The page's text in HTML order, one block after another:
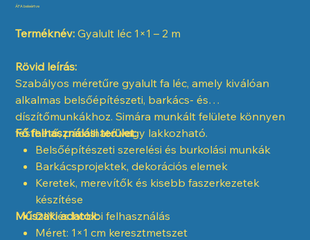
ÁFA beleértve
Terméknév: Gyalult léc 1×1 – 2 m
Rövid leírás:
Szabályos méretűre gyalult fa léc, amely kiválóan
alkalmas belsőépítészeti, barkács- és
díszítőmunkákhoz. Simára munkált felülete könnyen
festhető, pácolható vagy lakkozható.
Fő felhasználási terület:
Belsőépítészeti szerelési és burkolási munkák
Barkácsprojektek, dekorációs elemek
Keretek, merevítők és kisebb faszerkezetek
készítése
DIY és hobbi felhasználás
Műszaki adatok:
Méret: 1×1 cm keresztmetszet